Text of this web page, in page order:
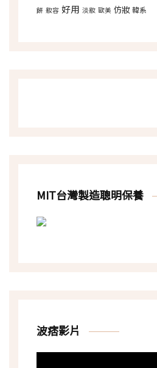
餅 妝容 好用 淡妝 歐美 仿妝 韓系
MIT台灣製造聰明保養
波痞影片